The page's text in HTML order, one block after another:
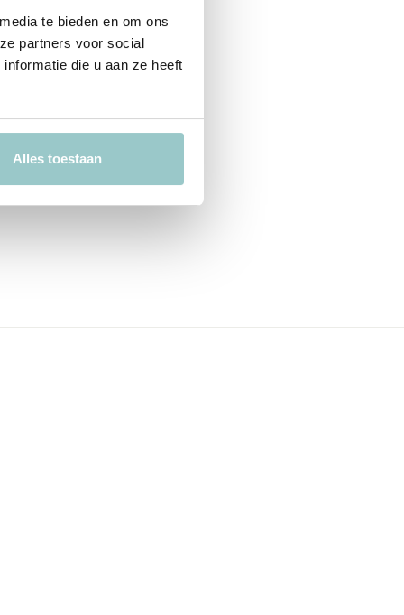
te bieden en om ons
partners voor social
die u aan ze heeft
Alles toestaan